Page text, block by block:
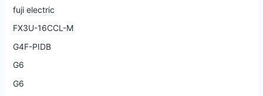
fuji electric
FX3U-16CCL-M
G4F-PIDB
G6
G6